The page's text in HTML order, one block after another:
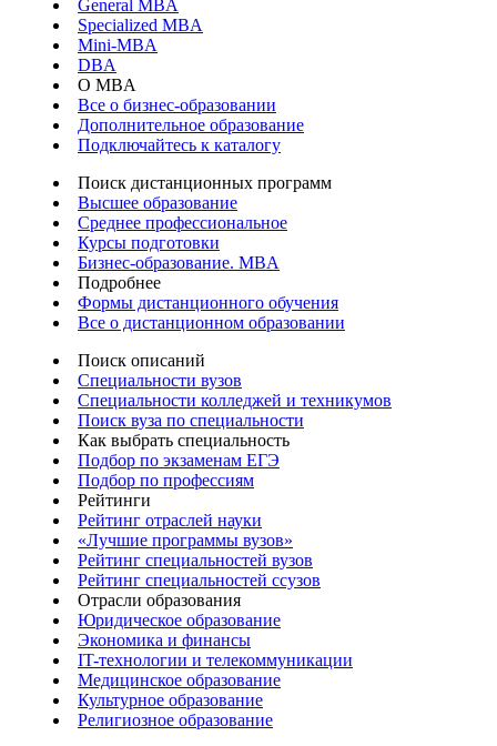
General MBA
Specialized MBA
Mini-MBA
DBA
О MBA
Все о бизнес-образовании
Дополнительное образование
Подключайтесь к каталогу
Поиск дистанционных программ
Высшее образование
Среднее профессиональное
Курсы подготовки
Бизнес-образование. MBA
Подробнее
Формы дистанционного обучения
Все о дистанционном образовании
Поиск описаний
Специальности вузов
Специальности колледжей и техникумов
Поиск вуза по специальности
Как выбрать специальность
Подбор по экзаменам ЕГЭ
Подбор по профессиям
Рейтинги
Рейтинг отраслей науки
«Лучшие программы вузов»
Рейтинг специальностей вузов
Рейтинг специальностей ссузов
Отрасли образования
Юридическое образование
Экономика и финансы
IT-технологии и телекоммуникации
Медицинское образование
Культурное образование
Религиозное образование